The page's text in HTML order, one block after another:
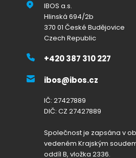
IBOS a.s.
Hlinská 694/2b
370 01 České Budějovice
Czech Republic
+420 387 310 227
ibos@ibos.cz
IČ: 27427889
DIČ: CZ 27427889
Společnost je zapsána v
vedeném Krajským
oddíl B, vložka 2336.